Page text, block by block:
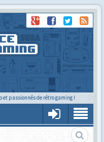
et passionnés de rétro gaming !